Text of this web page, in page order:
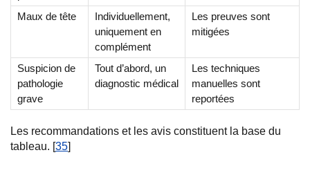
Maux de tête
Individuellement,
uniquement en
complément
Les preuves sont
mitigées
Suspicion de
pathologie
grave
Tout d’abord, un
diagnostic médical
Les techniques
manuelles sont
reportées
Les recommandations et les avis constituent la base du
tableau. [35]